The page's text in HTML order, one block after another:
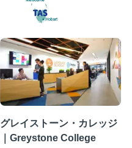
グレイストーン・カレッジ
｜Greystone College